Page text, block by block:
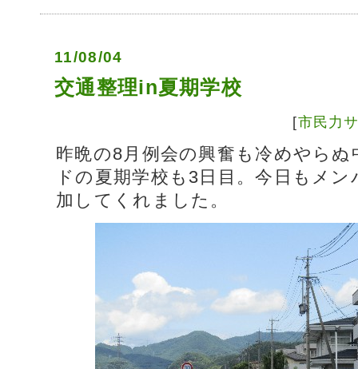
11/08/04
交通整理in夏期学校
[市民力
昨晩の8月例会の興奮も冷めやら
ドの夏期学校も3日目。今日もメ
加してくれました。